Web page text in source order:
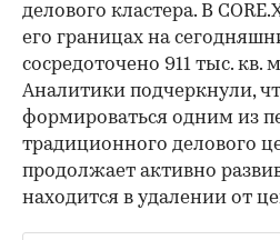
делового кластера. В
его границах на
сосредоточено 911 тыс.
Аналитики подчеркнули,
формироваться одним из
традиционного делового
продолжает активно
находится в удалении от